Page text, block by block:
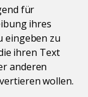
für
ihres
eingeben zu
ihren Text
anderen
wollen.